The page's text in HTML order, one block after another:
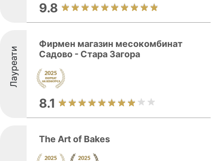
9.8
Лауреати
Фирмен магазин месокомбинат
Садово - Стара Загора
8.1
The Art of Bakes